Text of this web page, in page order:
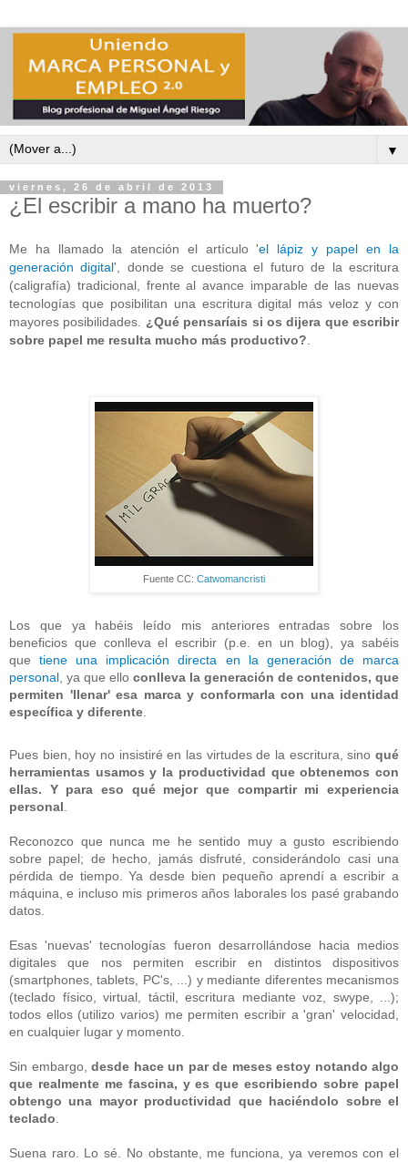
▼
viernes, 26 de abril de 2013
¿El escribir a mano ha muerto?
Me ha llamado la atención el artículo 'el lápiz y papel en la
generación digital', donde se cuestiona el futuro de la escritura
(caligrafía) tradicional, frente al avance imparable de las nuevas
tecnologías que posibilitan una escritura digital más veloz y con
mayores posibilidades. ¿Qué pensaríais si os dijera que escribir
sobre papel me resulta mucho más productivo?.
Fuente CC: Catwomancristi
Los que ya habéis leído mis anteriores entradas sobre los
beneficios que conlleva el escribir (p.e. en un blog), ya sabéis
que
tiene una implicación directa en la generación de marca
personal , ya que ello conlleva la generación de contenidos, que
permiten 'llenar' esa marca y conformarla con una identidad
específica y diferente
Pues bien, hoy no insistiré en las virtudes de la escritura, sino qué
herramientas usamos y la productividad que obtenemos con
ellas. Y para eso qué mejor que compartir mi experiencia
personal.
Reconozco que nunca me he sentido muy a gusto escribiendo
sobre papel; de hecho, jamás disfruté, considerándolo casi una
pérdida de tiempo. Ya desde bien pequeño aprendí a escribir a
máquina, e incluso mis primeros años laborales los pasé grabando
datos.
Esas 'nuevas' tecnologías fueron desarrollándose hacia medios
digitales que nos permiten escribir en distintos dispositivos
(smartphones, tablets, PC's, ...) y mediante diferentes mecanismos
(teclado físico, virtual, táctil, escritura mediante voz, swype, ...);
todos ellos (utilizo varios) me permiten escribir a 'gran' velocidad,
en cualquier lugar y momento.
Sin embargo, desde hace un par de meses estoy notando algo
que realmente me fascina, y es que escribiendo sobre papel
obtengo una mayor productividad que haciéndolo sobre el
teclado.
Suena raro. Lo sé. No obstante, me funciona, ya veremos con el